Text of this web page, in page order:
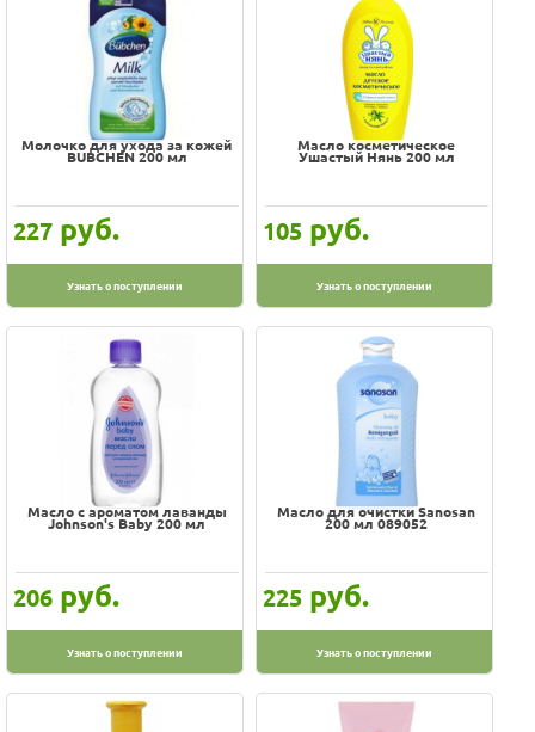
Молочко для ухода за кожей
BUBCHEN 200 мл
227 руб.
Узнать о поступлении
Масло косметическое
Ушастый Нянь 200 мл
105 руб.
Узнать о поступлении
Масло с ароматом лаванды
Johnson's Baby 200 мл
206 руб.
Узнать о поступлении
Масло для очистки Sanosan
200 мл 089052
225 руб.
Узнать о поступлении